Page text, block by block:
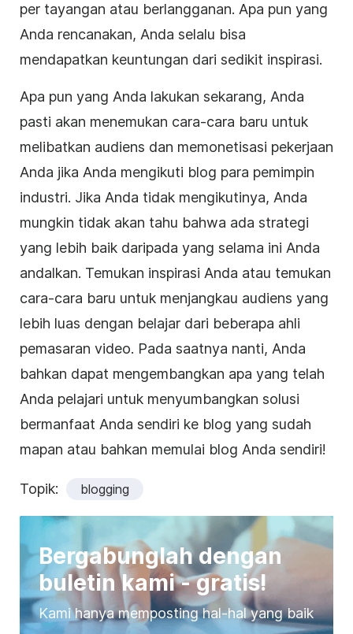
per tayangan atau berlangganan. Apa pun yang
Anda rencanakan, Anda selalu bisa
mendapatkan keuntungan dari sedikit inspirasi.
Apa pun yang Anda lakukan sekarang, Anda
pasti akan menemukan cara-cara baru untuk
melibatkan audiens dan memonetisasi pekerjaan
Anda jika Anda mengikuti blog para pemimpin
industri. Jika Anda tidak mengikutinya, Anda
mungkin tidak akan tahu bahwa ada strategi
yang lebih baik daripada yang selama ini Anda
andalkan. Temukan inspirasi Anda atau temukan
cara-cara baru untuk menjangkau audiens yang
lebih luas dengan belajar dari beberapa ahli
pemasaran video. Pada saatnya nanti, Anda
bahkan dapat mengembangkan apa yang telah
Anda pelajari untuk menyumbangkan solusi
bermanfaat Anda sendiri ke blog yang sudah
mapan atau bahkan memulai blog Anda sendiri!
Topik: blogging
Bergabunglah dengan
buletin kami - gratis!
Kami hanya memposting hal-hal yang baik